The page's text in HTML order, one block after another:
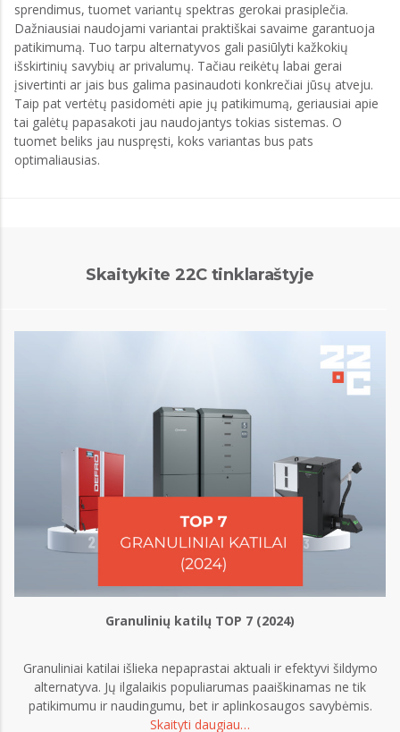
sprendimus, tuomet variantų spektras gerokai prasiplečia.
Dažniausiai naudojami variantai praktiškai savaime garantuoja
patikimumą. Tuo tarpu alternatyvos gali pasiūlyti kažkokių
išskirtinių savybių ar privalumų. Tačiau reikėtų labai gerai
įsivertinti ar jais bus galima pasinaudoti konkrečiai jūsų atveju.
Taip pat vertėtų pasidomėti apie jų patikimumą, geriausiai apie
tai galėtų papasakoti jau naudojantys tokias sistemas. O
tuomet beliks jau nuspręsti, koks variantas bus pats
optimaliausias.
Skaitykite 22C tinklaraštyje
Granulinių katilų TOP 7 (2024)
Granuliniai katilai išlieka nepaprastai aktuali ir efektyvi šildymo
alternatyva. Jų ilgalaikis populiarumas paaiškinamas ne tik
patikimumu ir naudingumu, bet ir aplinkosaugos savybėmis.
Skaityti daugiau…